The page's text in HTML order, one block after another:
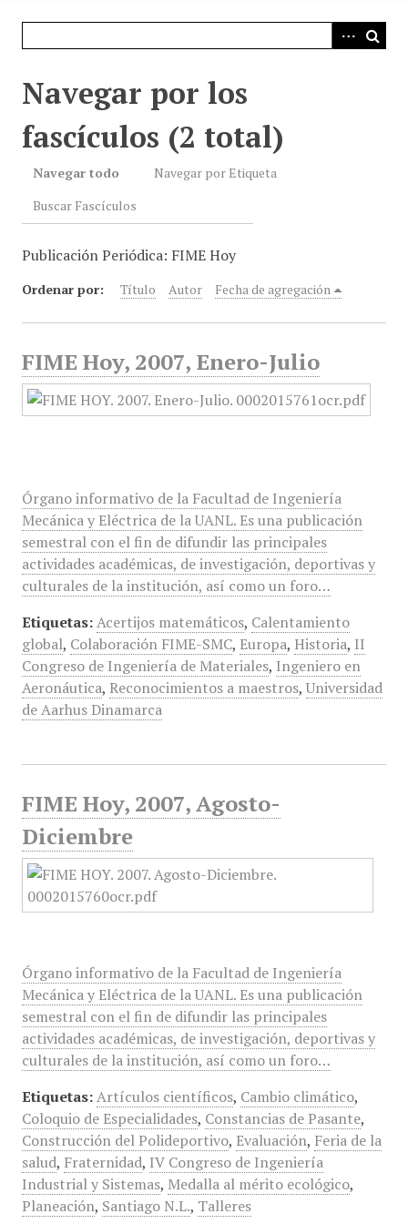
Navegar por los
fascículos (2 total)
Navegar todo
Navegar por Etiqueta
Buscar Fascículos
Publicación Periódica: FIME Hoy
Ordenar por: Título Autor Fecha de agregación
FIME Hoy, 2007, Enero-Julio
Órgano informativo de la Facultad de Ingeniería
Mecánica y Eléctrica de la UANL. Es una publicación
semestral con el fin de difundir las principales
actividades académicas, de investigación, deportivas y
culturales de la institución, así como un foro…
Etiquetas: Acertijos matemáticos, Calentamiento
global, Colaboración FIME-SMC, Europa, Historia, II
Congreso de Ingeniería de Materiales, Ingeniero en
Aeronáutica, Reconocimientos a maestros, Universidad
de Aarhus Dinamarca
FIME Hoy, 2007, Agosto-
Diciembre
Órgano informativo de la Facultad de Ingeniería
Mecánica y Eléctrica de la UANL. Es una publicación
semestral con el fin de difundir las principales
actividades académicas, de investigación, deportivas y
culturales de la institución, así como un foro…
Etiquetas: Artículos científicos, Cambio climático,
Coloquio de Especialidades, Constancias de Pasante,
Construcción del Polideportivo, Evaluación, Feria de la
salud, Fraternidad, IV Congreso de Ingeniería
Industrial y Sistemas, Medalla al mérito ecológico,
Planeación, Santiago N.L., Talleres